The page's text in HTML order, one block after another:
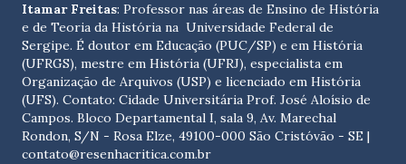
Itamar Freitas: Professor nas áreas de Ensino de História
e de Teoria da História na Universidade Federal de
Sergipe. É doutor em Educação (PUC/SP) e em História
(UFRGS), mestre em História (UFRJ), especialista em
Organização de Arquivos (USP) e licenciado em História
(UFS). Contato: Cidade Universitária Prof. José Aloísio de
Campos. Bloco Departamental I, sala 9, Av. Marechal
Rondon, S/N - Rosa Elze, 49100-000 São Cristóvão - SE |
contato@resenhacritica.com.br